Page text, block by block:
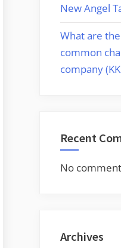
New Angel
What are
common
company
Recent
No
Archives